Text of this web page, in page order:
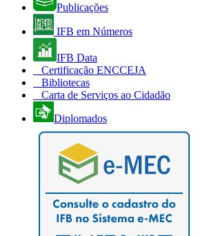
Publicações
IFB em Números
IFB Data
Certificação ENCCEJA
Bibliotecas
Carta de Serviços ao Cidadão
Diplomados